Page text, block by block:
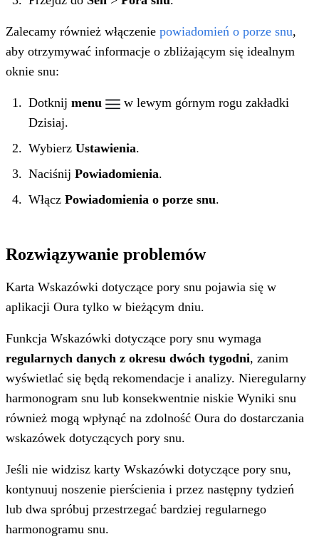
Zalecamy również włączenie powiadomień o porze snu,
aby otrzymywać informacje o zbliżającym się idealnym
oknie snu:
Dotknij menu
w lewym górnym rogu zakładki
Dzisiaj.
Wybierz Ustawienia.
Naciśnij Powiadomienia.
Włącz Powiadomienia o porze snu.
Rozwiązywanie problemów
Karta Wskazówki dotyczące pory snu pojawia się w
aplikacji Oura tylko w bieżącym dniu.
Funkcja Wskazówki dotyczące pory snu wymaga
regularnych danych z okresu dwóch tygodni, zanim
wyświetlać się będą rekomendacje i analizy. Nieregularny
harmonogram snu lub konsekwentnie niskie Wyniki snu
również mogą wpłynąć na zdolność Oura do dostarczania
wskazówek dotyczących pory snu.
Jeśli nie widzisz karty Wskazówki dotyczące pory snu,
kontynuuj noszenie pierścienia i przez następny tydzień
lub dwa spróbuj przestrzegać bardziej regularnego
harmonogramu snu.